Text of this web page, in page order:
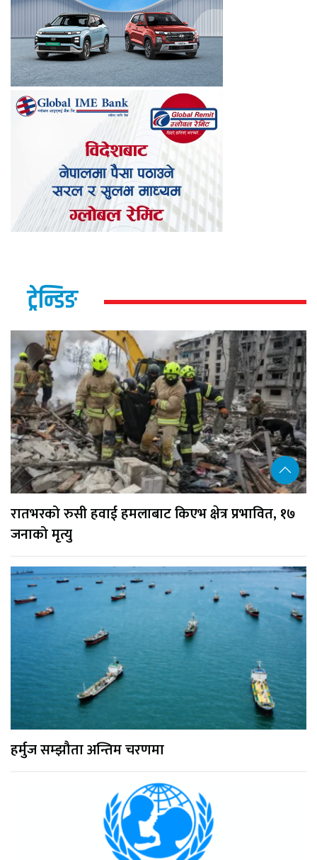
ट्रेन्डिङ
रातभरको रुसी हवाई हमलाबाट किएभ क्षेत्र प्रभावित, १७
जनाको मृत्यु
हर्मुज सम्झौता अन्तिम चरणमा